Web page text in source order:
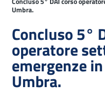
Umbra.
Concluso 5°
operatore
emergenze
Umbra.